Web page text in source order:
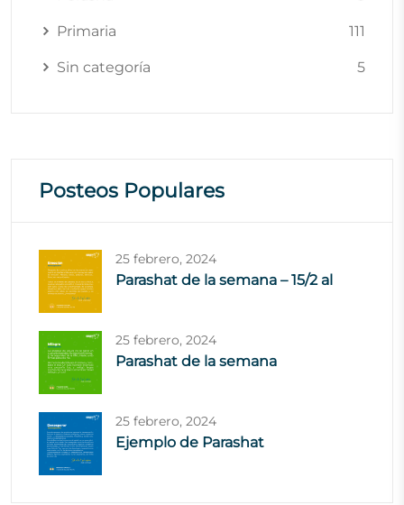
Primaria 111
Sin categoría 5
Posteos Populares
25 febrero, 2024
Parashat de la semana – 15/2 al
25 febrero, 2024
Parashat de la semana
25 febrero, 2024
Ejemplo de Parashat